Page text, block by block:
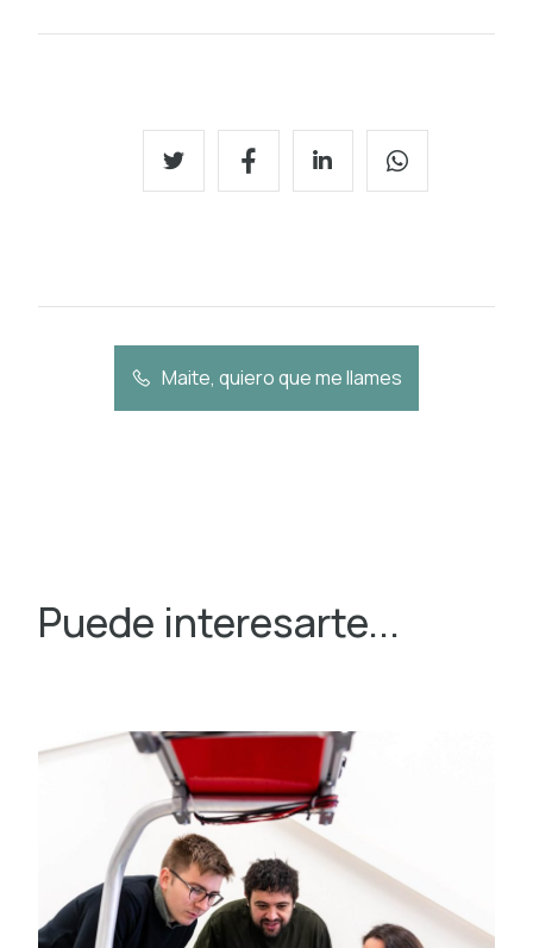
Maite, quiero que me llames
Puede interesarte...